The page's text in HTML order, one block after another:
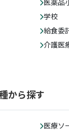
医薬品
学校
給食委
介護医
から探す
医療ソ